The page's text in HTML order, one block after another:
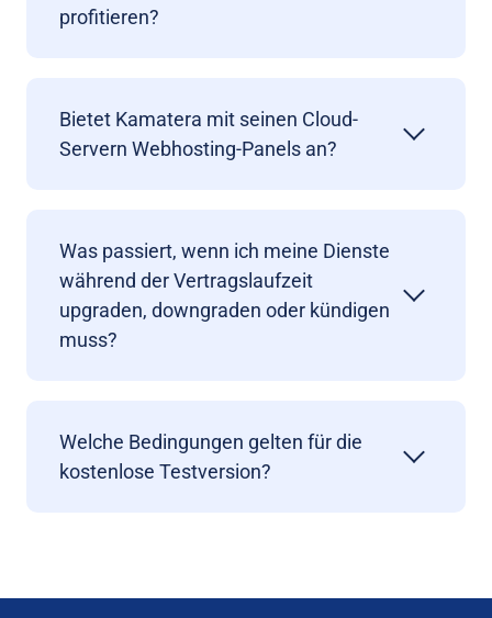
profitieren?
Bietet Kamatera mit seinen Cloud-
Servern Webhosting-Panels an?
Was passiert, wenn ich meine Dienste
während der Vertragslaufzeit
upgraden, downgraden oder kündigen
muss?
Welche Bedingungen gelten für die
kostenlose Testversion?